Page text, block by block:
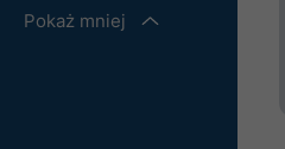
Pokaż mniej